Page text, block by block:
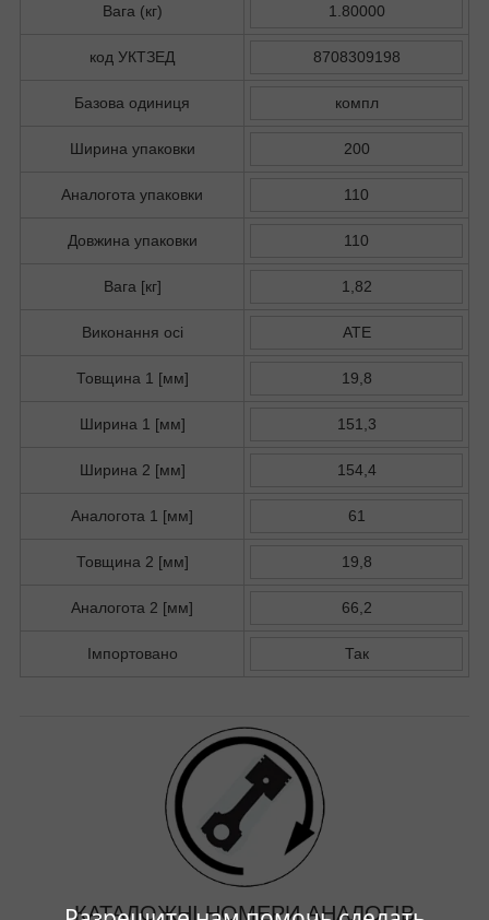
Вага (кг) 1.80000
код УКТЗЕД 8708309198
Базова одиниця компл
Ширина упаковки 200
Аналогота упаковки 110
Довжина упаковки 110
Вага [кг] 1,82
Виконання осі ATE
Товщина 1 [мм] 19,8
Ширина 1 [мм] 151,3
Ширина 2 [мм] 154,4
Аналогота 1 [мм] 61
Товщина 2 [мм] 19,8
Аналогота 2 [мм] 66,2
Імпортовано Так
КАТАЛОЖНІ НОМЕРИ АНАЛОГІВ